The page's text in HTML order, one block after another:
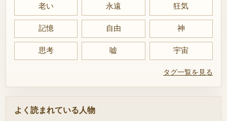
老い 永遠 狂気
記憶 自由 神
思考 嘘 宇宙
タグ一覧を見る
よく読まれている人物